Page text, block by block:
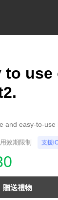
to
and easy-to-use
效期限制 支援
贈送禮物